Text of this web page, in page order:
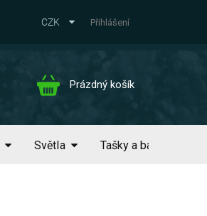
CZK Přihlášení
Nákupní
Prázdný košík
Světla Tašky a batohy